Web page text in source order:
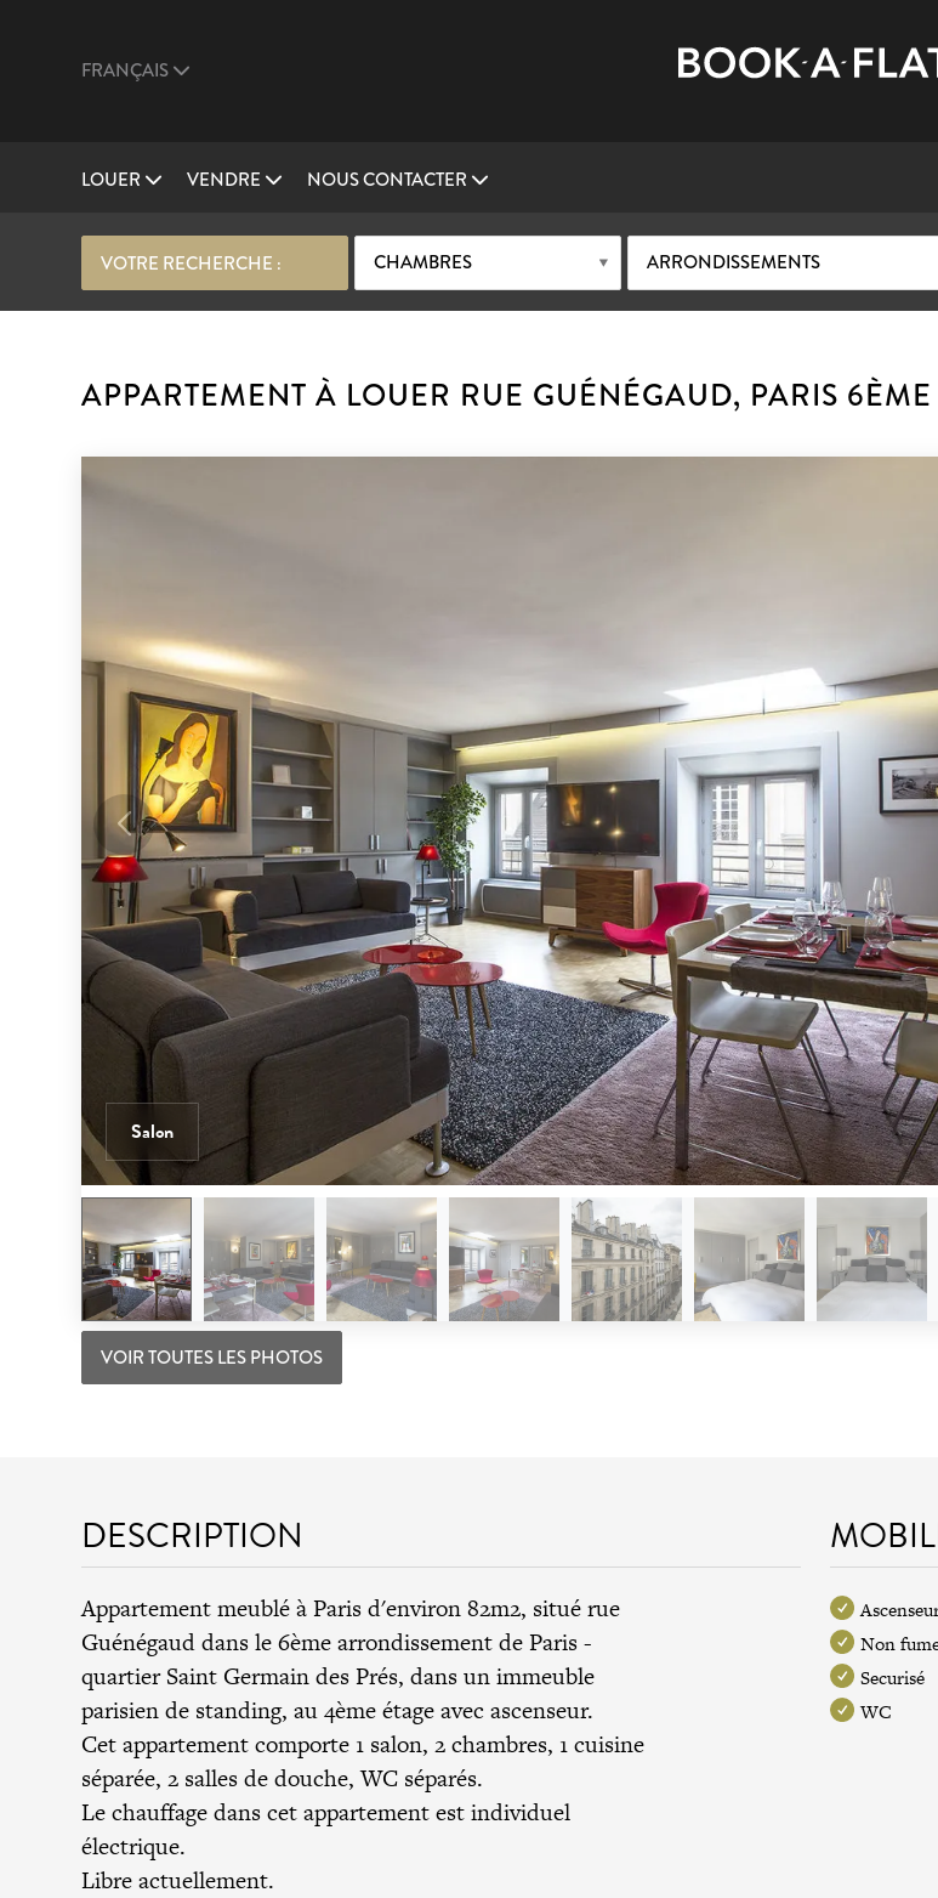
FRANÇAIS
LOUER VENDRE NOUS CONTACTER
VOTRE RECHERCHE : CHAMBRES ARRONDISSEMENTS
APPARTEMENT À LOUER RUE GUÉNÉGAUD, PARIS 6ÈME
Salon
VOIR TOUTES LES PHOTOS
DESCRIPTION
Appartement meublé à Paris d'environ 82m2, situé rue
Guénégaud dans le6ème arrondissement de Paris-
quartier Saint Germain des Prés, dans un immeuble
parisien de standing, au 4ème étage avec ascenseur.
Cet appartement comporte 1 salon, 2 chambres, 1 cuisine
séparée, 2 salles de douche, WC séparés.
Le chauffage dans cet appartement est individuel
électrique.
Libre actuellement.
Non
Securisé
WC